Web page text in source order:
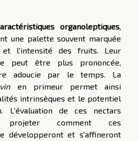
organoleptiques,
une palette souvent marquée
l'intensité des fruits. Leur
peut être plus prononcée,
adoucie par le temps. La
en primeur permet ainsi
intrinsèques et le potentiel
L'évaluation de ces nectars
projeter comment ces
développeront et s'affineront